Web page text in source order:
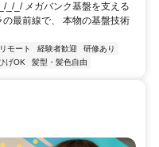
_/_/ メガバンク基盤を支える
最前線で、 本物の基盤技術
モート 経験者歓迎
研修あり
げOK 髪型・髪色自由